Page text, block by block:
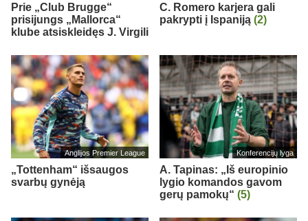
Prie „Club Brugge“
prisijungs „Mallorca“
klube atsiskleidęs J. Virgili
C. Romero karjera gali
pakrypti į Ispaniją (2)
Anglijos Premier League
„Tottenham“ išsaugos
svarbų gynėją
Konferencijų lyga
A. Tapinas: „Iš europinio
lygio komandos gavom
gerų pamokų“ (5)